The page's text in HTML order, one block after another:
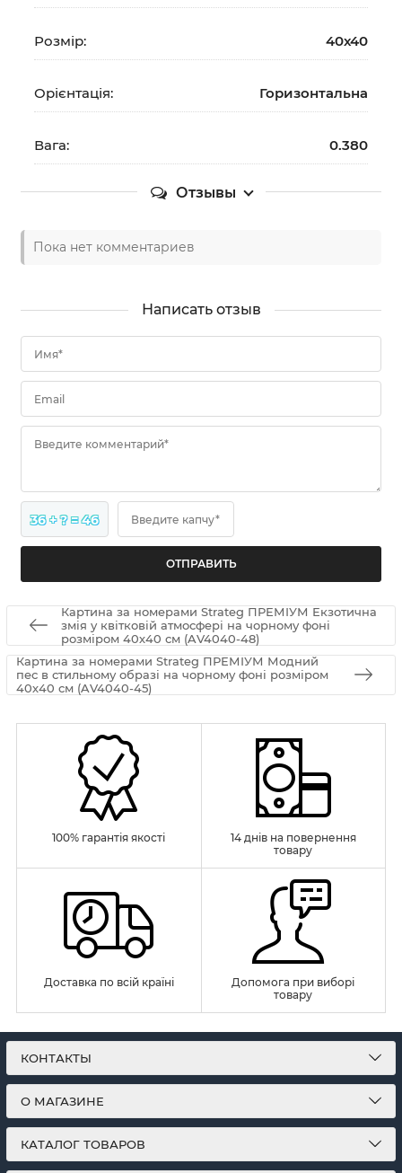
Розмір: 40х40
Орієнтація: Горизонтальна
Вага: 0.380
Отзывы
Пока нет комментариев
Написать отзыв
Имя*
Email
Введите комментарий*
36 + ? = 46 Введите капчу*
Картина за номерами Strateg ПРЕМІУМ Екзотична
змія у квітковій атмосфері на чорному фоні
розміром 40х40 см (AV4040-48)
Картина за номерами Strateg ПРЕМІУМ Модний
пес в стильному образі на чорному фоні розміром
40х40 см (AV4040-45)
100% гарантія якості
14 днів на повернення
товару
Доставка по всій країні
Допомога при виборі
товару
КОНТАКТЫ
О МАГАЗИНЕ
КАТАЛОГ ТОВАРОВ